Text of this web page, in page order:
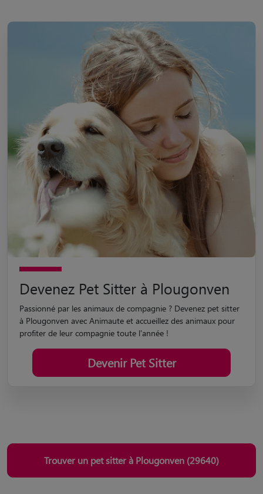
Devenez Pet Sitter à Plougonven
Passionné par les animaux de compagnie ? Devenez pet sitter
à Plougonven avec Animaute et accueillez des animaux pour
profiter de leur compagnie toute l'année !
Devenir Pet Sitter
Trouver un pet sitter à Plougonven (29640)